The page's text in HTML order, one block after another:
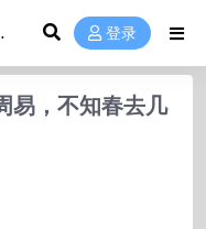
登录
易，不知春去几